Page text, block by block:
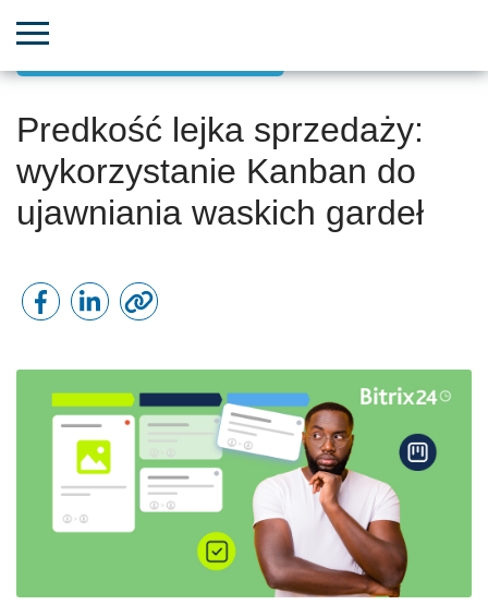
Predkość lejka sprzedaży:
wykorzystanie Kanban do
ujawniania waskich gardeł